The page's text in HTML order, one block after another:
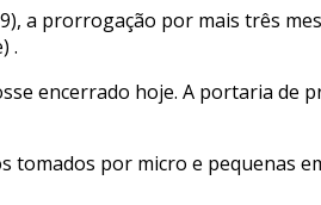
a prorrogação por mais três
.
encerrado hoje. A portaria de
por micro e pequenas